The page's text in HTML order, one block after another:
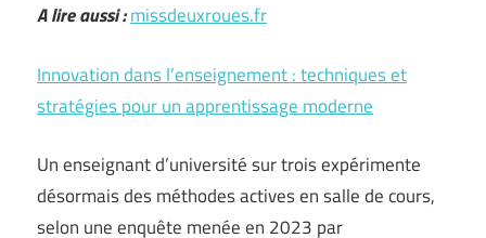
A lire aussi :missdeuxroues.fr
Innovation dans l’enseignement : techniques et
stratégies pour un apprentissage moderne
Un enseignant d’université sur trois expérimente
désormais des méthodes actives en salle de cours,
selon une enquête menée en 2023 par